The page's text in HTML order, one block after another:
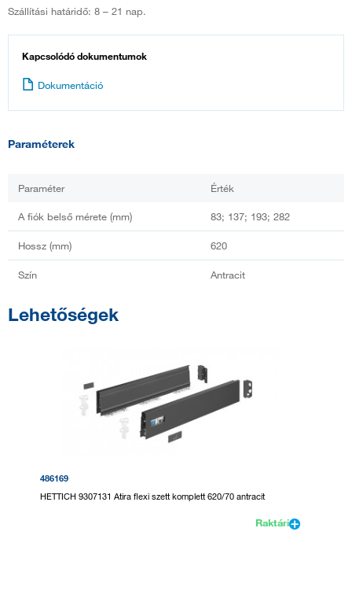
Szállítási határidő: 8 – 21 nap.
Kapcsolódó dokumentumok
Dokumentáció
Paraméterek
Paraméter Érték
A fiók belső mérete (mm) 83; 137; 193; 282
Hossz (mm) 620
Szín Antracit
Lehetőségek
486169
HETTICH 9307131 Atira flexi szett komplett 620/70 antracit
Raktári